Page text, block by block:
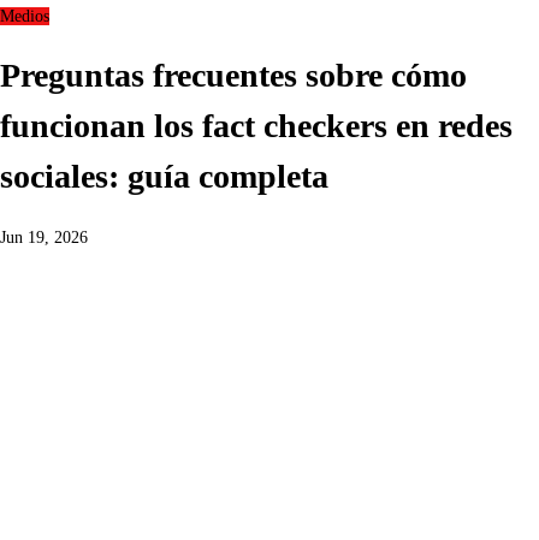
Medios
Preguntas frecuentes sobre cómo
funcionan los fact checkers en redes
sociales: guía completa
Jun 19, 2026